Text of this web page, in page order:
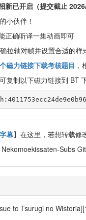
新已开启（提交截止
小伙伴！
正确听译一集动画即可
拉轴对帧并设置合适的
磁力链接下载考核题目
复制以下磁力链接到 BT
幕】在这里，若想转载修
Subs
to Tsurugi no